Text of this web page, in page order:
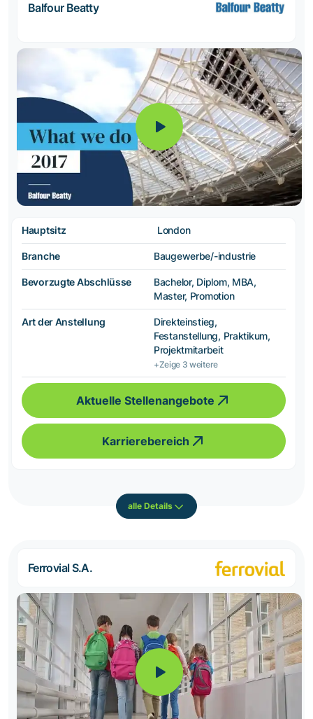
Balfour Beatty
Hauptsitz London
Branche Baugewerbe/-industrie
Bevorzugte Abschlüsse
Bachelor, Diplom, MBA,
Master, Promotion
Art der Anstellung
Direkteinstieg,
Festanstellung, Praktikum,
Projektmitarbeit
+Zeige 3 weitere
Aktuelle Stellenangebote
Karrierebereich
alle Details
Ferrovial S.A.